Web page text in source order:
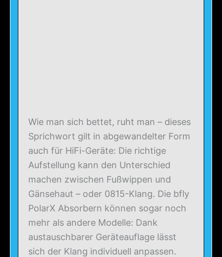
Wie man sich bettet, ruht man – dieses
Sprichwort gilt in abgewandelter Form
auch für HiFi-Geräte: Die richtige
Aufstellung kann den Unterschied
machen zwischen Fußwippen und
Gänsehaut – oder 0815-Klang. Die bfly
PolarX Absorbern können sogar noch
mehr als andere Modelle: Dank
austauschbarer Geräteauflage lässt
sich der Klang individuell anpassen.